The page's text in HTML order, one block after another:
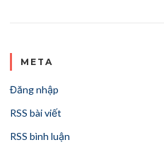
META
Đăng nhập
RSS bài viết
RSS bình luận